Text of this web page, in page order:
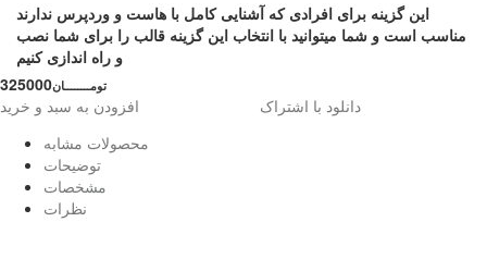
این گزینه برای افرادی که آشنایی کامل با هاست و وردپرس ندارند
مناسب است و شما میتوانید با انتخاب این گزینه قالب را برای شما نصب
و راه اندازی کنیم
325000تومــــــــان
افزودن به سبد و خرید
دانلود با اشتراک
محصولات مشابه
توضیحات
مشخصات
نظرات